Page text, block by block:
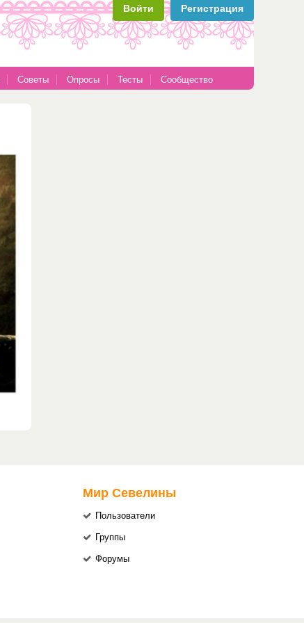
Войти Регистрация
Советы Опросы Тесты Сообщество
Мир Севелины
Пользователи
Группы
Форумы